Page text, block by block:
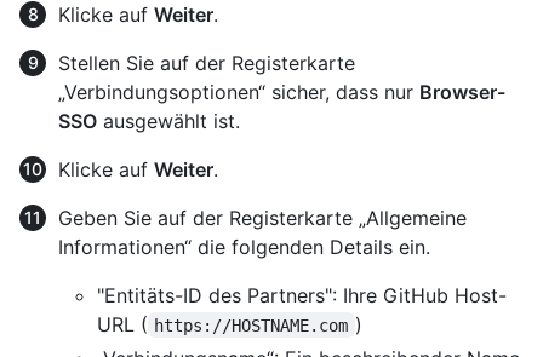
Klicke auf Weiter.
Stellen Sie auf der Registerkarte
„Verbindungsoptionen“ sicher, dass nur Browser-
SSO ausgewählt ist.
Klicke auf Weiter.
Geben Sie auf der Registerkarte „Allgemeine
Informationen“ die folgenden Details ein.
"Entitäts-ID des Partners": Ihre GitHub Host-
URL ( https://HOSTNAME.com )